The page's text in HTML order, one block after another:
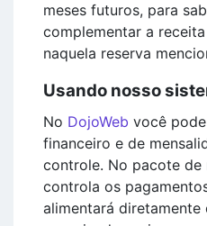
meses futuros, para
complementar a
naquela reserva
Usando nosso
No DojoWeb você
financeiro e de
controle. No pacote de
controla os
alimentará diretamente